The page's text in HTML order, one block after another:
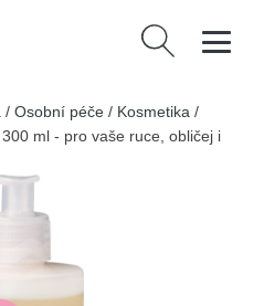
Vyhledávání
/ Osobní péče / Kosmetika /
ml - pro vaše ruce, obličej i